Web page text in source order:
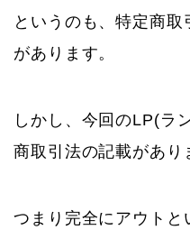
というのも、特定商
があります。
しかし、今回のLP(ラ
商取引法の記載があり
つまり完全にアウトと